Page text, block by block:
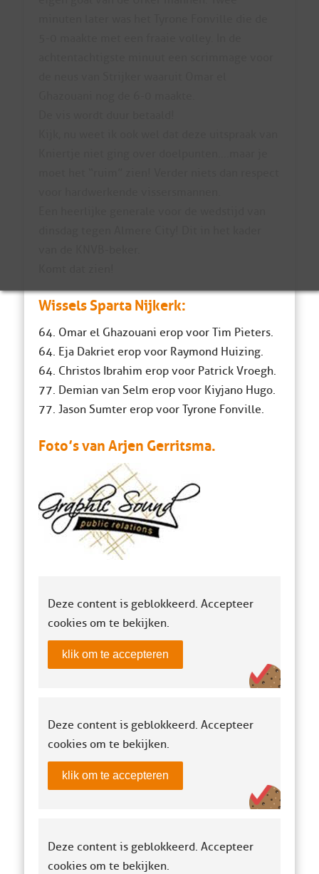
Wissels Sparta Nijkerk:
64. Omar el Ghazouani erop voor Tim Pieters.
64. Eja Dakriet erop voor Raymond Huizing.
64. Christos Ibrahim erop voor Patrick Vroegh.
77. Demian van Selm erop voor Kiyjano Hugo.
77. Jason Sumter erop voor Tyrone Fonville.
Foto’s van Arjen Gerritsma.
Deze content is geblokkeerd. Accepteer
cookies om te bekijken.
klik om te accepteren
Deze content is geblokkeerd. Accepteer
cookies om te bekijken.
klik om te accepteren
Deze content is geblokkeerd. Accepteer
cookies om te bekijken.